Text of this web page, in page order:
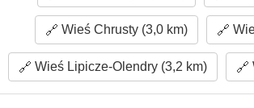
Wieś Chrusty (3,0 km)
Wieś Lipicze-Olendry (3,2 km)